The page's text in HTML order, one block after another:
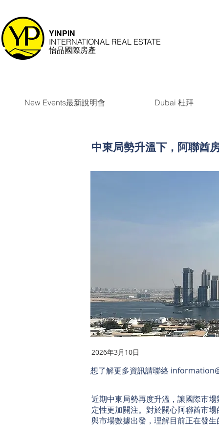
YINPIN
INTERNATIONAL REAL ESTATE
怡品國際房產
New Events最新說明會 Dubai 杜拜
中東局勢升溫下，阿聯酋
2026年3月10日
想了解更多資訊請聯絡
近期中東局勢再度升溫，讓國際市
定性更加關注。對於關心阿聯酋市
與市場數據出發，理解目前正在發